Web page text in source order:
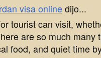
visa online dijo...
tourist can visit,
are so much many
food, and quiet time